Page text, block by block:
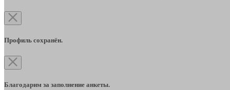
Профиль сохранён.
Благодарим за заполнение анкеты.